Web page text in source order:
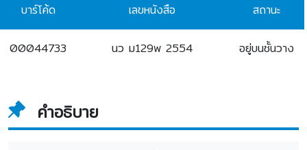
บาร์โค้ด เลขหนังสือ สถานะ
00044733 นว ม129พ 2554 อยู่บนชั้นวาง
คำอธิบาย